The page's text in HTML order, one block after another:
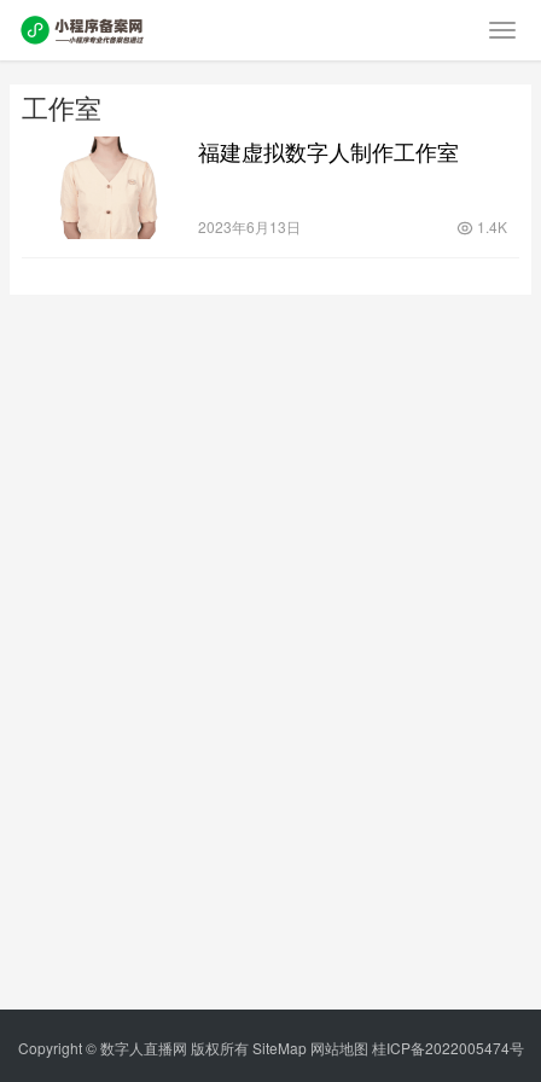
工作室
福建虚拟数字人制作工作室
2023年6月13日 1.4K
Copyright © 数字人直播网 版权所有SiteMap 网站地图 桂ICP备2022005474号